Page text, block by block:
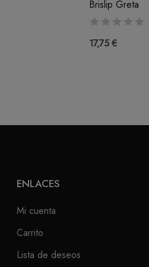
Brislip Greta
17,75 €
ENLACES
Mi cuenta
Carrito
Lista de deseos